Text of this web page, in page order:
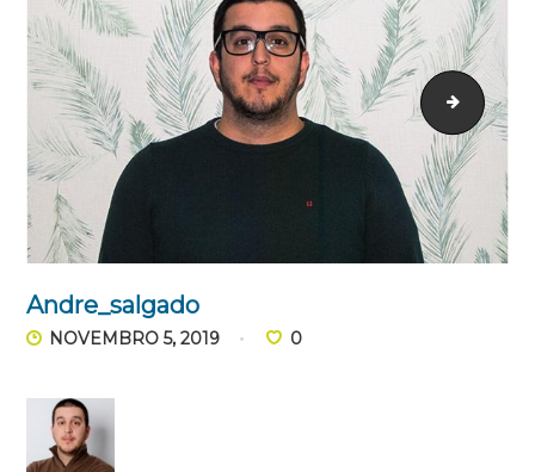
Andre_salgado
NOVEMBRO 5, 2019 0